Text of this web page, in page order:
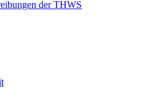
der THWS